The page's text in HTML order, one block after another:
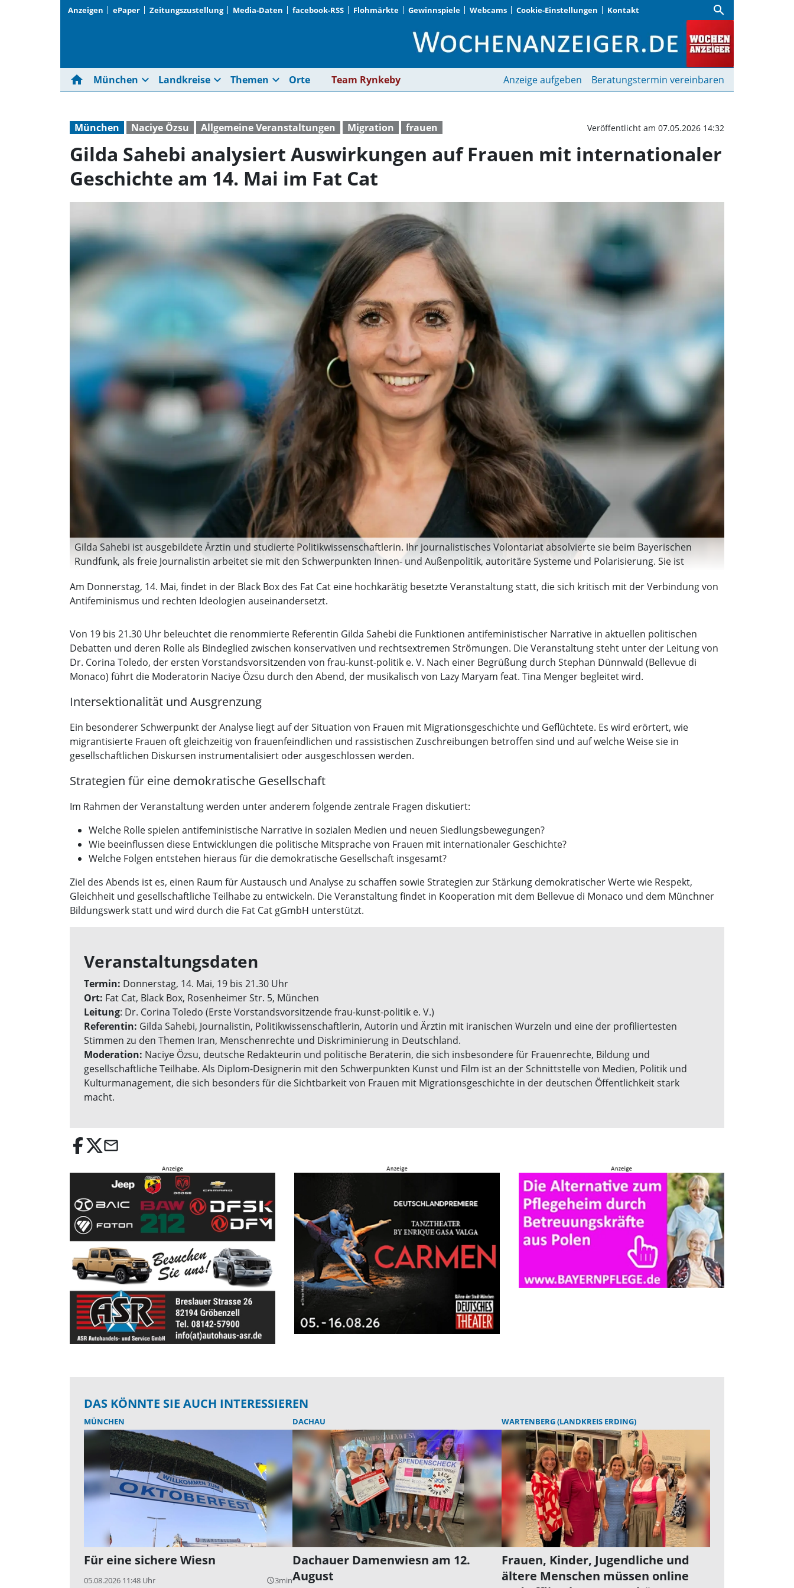
Anzeigen ePaper Zeitungszustellung Media-Daten facebook-RSS Flohmärkte Gewinnspiele Webcams Cookie-Einstellungen Kontakt search
Gilda Sahebi analysiert Auswirkungen auf
home München expand_more Landkreise expand_more Themen expand_more Orte Team Rynkeby Anzeige aufgeben Beratungstermin vereinbaren
München Naciye Özsu Allgemeine Veranstaltungen Migration frauen Veröffentlicht am 07.05.2026 14:32
Gilda Sahebi analysiert Auswirkungen auf Frauen mit internationaler
Geschichte am 14. Mai im Fat Cat
Gilda Sahebi ist ausgebildete Ärztin und studierte Politikwissenschaftlerin. Ihr journalistisches Volontariat absolvierte sie beim Bayerischen
Rundfunk, als freie Journalistin arbeitet sie mit den Schwerpunkten Innen- und Außenpolitik, autoritäre Systeme und Polarisierung. Sie ist
im Iran“ und „Wie wir uns Rassismus beibringen. Eine Analyse deutscher Debatten“ erschienen 2023 und 2024. Ihr aktuelles Buch „Verbinden
statt spalten. Eine Antwort auf die Politik der Polarisierung“ erschien im September 2025.
Am Donnerstag, 14. Mai, findet in der Black Box des Fat Cat eine hochkarätig besetzte Veranstaltung statt, die sich kritisch mit der Verbindung von
Antifeminismus und rechten Ideologien auseinandersetzt.
Von 19 bis 21.30 Uhr beleuchtet die renommierte Referentin Gilda Sahebi die Funktionen antifeministischer Narrative in aktuellen politischen
Debatten und deren Rolle als Bindeglied zwischen konservativen und rechtsextremen Strömungen. Die Veranstaltung steht unter der Leitung von
Dr. Corina Toledo, der ersten Vorstandsvorsitzenden von frau-kunst-politik e. V. Nach einer Begrüßung durch Stephan Dünnwald (Bellevue di
Monaco) führt die Moderatorin Naciye Özsu durch den Abend, der musikalisch von Lazy Maryam feat. Tina Menger begleitet wird.
Intersektionalität und Ausgrenzung
Ein besonderer Schwerpunkt der Analyse liegt auf der Situation von Frauen mit Migrationsgeschichte und Geflüchtete. Es wird erörtert, wie
migrantisierte Frauen oft gleichzeitig von frauenfeindlichen und rassistischen Zuschreibungen betroffen sind und auf welche Weise sie in
gesellschaftlichen Diskursen instrumentalisiert oder ausgeschlossen werden.
Strategien für eine demokratische Gesellschaft
Im Rahmen der Veranstaltung werden unter anderem folgende zentrale Fragen diskutiert:
Welche Rolle spielen antifeministische Narrative in sozialen Medien und neuen Siedlungsbewegungen?
Wie beeinflussen diese Entwicklungen die politische Mitsprache von Frauen mit internationaler Geschichte?
Welche Folgen entstehen hieraus für die demokratische Gesellschaft insgesamt?
Ziel des Abends ist es, einen Raum für Austausch und Analyse zu schaffen sowie Strategien zur Stärkung demokratischer Werte wie Respekt,
Gleichheit und gesellschaftliche Teilhabe zu entwickeln. Die Veranstaltung findet in Kooperation mit dem Bellevue di Monaco und dem Münchner
Bildungswerk statt und wird durch die Fat Cat gGmbH unterstützt.
Veranstaltungsdaten
Termin: Donnerstag, 14. Mai, 19 bis 21.30 Uhr
Ort: Fat Cat, Black Box, Rosenheimer Str. 5, München
Leitung: Dr. Corina Toledo (Erste Vorstandsvorsitzende frau-kunst-politik e. V.)
Referentin: Gilda Sahebi, Journalistin, Politikwissenschaftlerin, Autorin und Ärztin mit iranischen Wurzeln und eine der profiliertesten
Stimmen zu den Themen Iran, Menschenrechte und Diskriminierung in Deutschland.
Moderation: Naciye Özsu, deutsche Redakteurin und politische Beraterin, die sich insbesondere für Frauenrechte, Bildung und
gesellschaftliche Teilhabe. Als Diplom-Designerin mit den Schwerpunkten Kunst und Film ist an der Schnittstelle von Medien, Politik und
Kulturmanagement, die sich besonders für die Sichtbarkeit von Frauen mit Migrationsgeschichte in der deutschen Öffentlichkeit stark
macht.
email
DAS KÖNNTE SIE AUCH INTERESSIEREN
MÜNCHEN
Für eine sichere Wiesn
05.08.2026 11:48 Uhr query_builder3min
DACHAU
Dachauer Damenwiesn am 12.
August
WARTENBERG (LANDKREIS ERDING)
Frauen, Kinder, Jugendliche und
ältere Menschen müssen online